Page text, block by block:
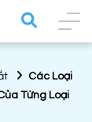
Các Loại
Từng Loại